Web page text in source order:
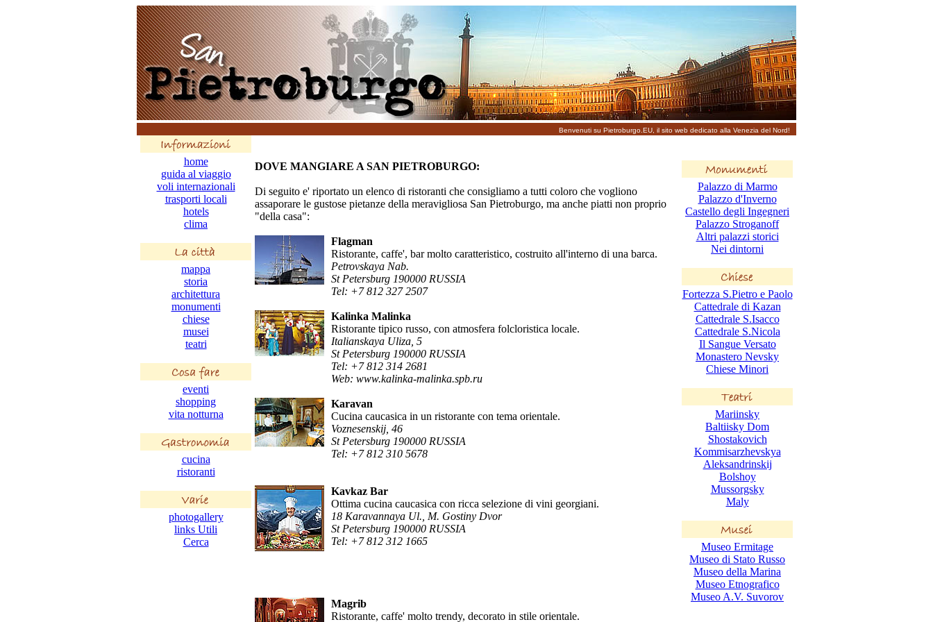
Benvenuti su Pietroburgo.EU, il sito web dedicato alla Venezia del Nord!
home
guida al viaggio
voli internazionali
trasporti locali
hotels
clima
mappa
storia
architettura
monumenti
chiese
musei
teatri
eventi
shopping
vita notturna
cucina
ristoranti
photogallery
links Utili
Cerca
DOVE MANGIARE A SAN PIETROBURGO:
Di seguito e' riportato un elenco di ristoranti che consigliamo a tutti coloro che vogliono
assaporare le gustose pietanze della meravigliosa San Pietroburgo, ma anche piatti non proprio
"della casa":
Flagman
Ristorante, caffe', bar molto caratteristico, costruito all'interno di una barca.
Petrovskaya Nab.
St Petersburg 190000 RUSSIA
Tel: +7 812 327 2507
Kalinka Malinka
Ristorante tipico russo, con atmosfera folcloristica locale.
Italianskaya Uliza, 5
St Petersburg 190000 RUSSIA
Tel: +7 812 314 2681
Web: www.kalinka-malinka.spb.ru
Karavan
Cucina caucasica in un ristorante con tema orientale.
Voznesenskij, 46
St Petersburg 190000 RUSSIA
Tel: +7 812 310 5678
Kavkaz Bar
Ottima cucina caucasica con ricca selezione di vini georgiani.
18 Karavannaya Ul., M. Gostiny Dvor
St Petersburg 190000 RUSSIA
Tel: +7 812 312 1665
Magrib
Ristorante, caffe' molto trendy, decorato in stile orientale.
Palazzo di Marmo
Palazzo d'Inverno
Castello degli Ingegneri
Palazzo Stroganoff
Altri palazzi storici
Nei dintorni
Fortezza S.Pietro e Paolo
Cattedrale di Kazan
Cattedrale S.Isacco
Cattedrale S.Nicola
Il Sangue Versato
Monastero Nevsky
Chiese Minori
Mariinsky
Baltiisky Dom
Shostakovich
Kommisarzhevskya
Aleksandrinskij
Bolshoy
Mussorgsky
Maly
Museo Ermitage
Museo di Stato Russo
Museo della Marina
Museo Etnografico
Museo A.V. Suvorov